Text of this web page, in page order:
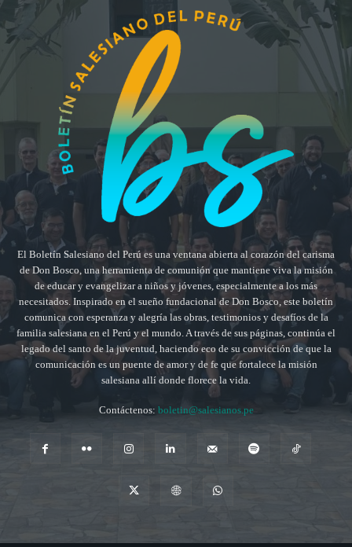
El Boletín Salesiano del Perú es una ventana abierta al corazón del carisma
de Don Bosco, una herramienta de comunión que mantiene viva la misión
de educar y evangelizar a niños y jóvenes, especialmente a los más
necesitados. Inspirado en el sueño fundacional de Don Bosco, este boletín
comunica con esperanza y alegría las obras, testimonios y desafíos de la
familia salesiana en el Perú y el mundo. A través de sus páginas, continúa el
legado del santo de la juventud, haciendo eco de su convicción de que la
comunicación es un puente de amor y de fe que fortalece la misión
salesiana allí donde florece la vida.
Contáctenos: boletin@salesianos.pe